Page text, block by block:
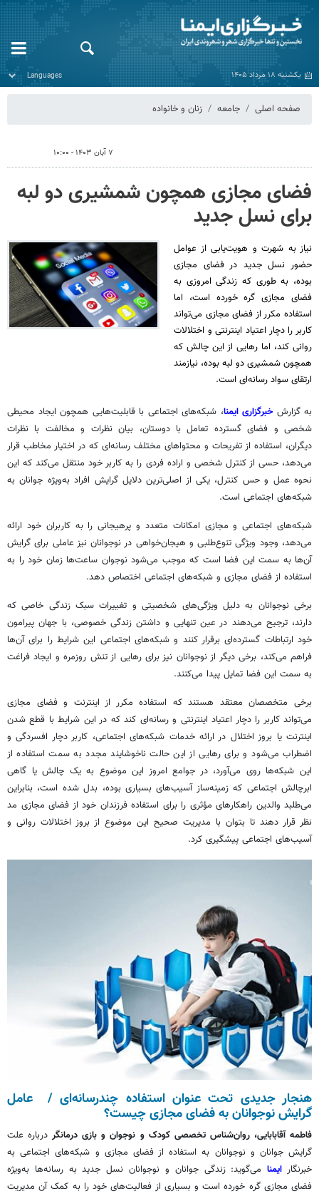
یکشنبه ۱۸ مرداد ۱۴۰۵
صفحه اصلی جامعه زنان و خانواده
۷ آبان ۱۴۰۳ - ۱۰:۰۰
فضای مجازی همچون شمشیری دو لبه
برای نسل جدید
نیاز به شهرت و هویت‌یابی از عوامل
حضور نسل جدید در فضای مجازی
بوده، به طوری که زندگی امروزی به
فضای مجازی گره خورده است، اما
استفاده مکرر از فضای مجازی می‌تواند
کاربر را دچار اعتیاد اینترنتی و اختلالات
روانی کند، اما رهایی از این چالش که
همچون شمشیری دو لبه بوده، نیازمند
ارتقای سواد رسانه‌ای است.
به گزارشخبرگزاری ایمنا، شبکه‌های اجتماعی با قابلیت‌هایی همچون ایجاد محیطی
شخصی و فضای گسترده تعامل با دوستان، بیان نظرات و مخالفت با نظرات
دیگران، استفاده از تفریحات و محتواهای مختلف رسانه‌ای که در اختیار مخاطب قرار
می‌دهد، حسی از کنترل شخصی و اراده فردی را به کاربر خود منتقل می‌کند که این
نحوه عمل و حس کنترل، یکی از اصلی‌ترین دلایل گرایش افراد به‌ویژه جوانان به
شبکه‌های اجتماعی است.
شبکه‌های اجتماعی و مجازی امکانات متعدد و پرهیجانی را به کاربران خود ارائه
می‌دهد، وجود ویژگی تنوع‌طلبی و هیجان‌خواهی در نوجوانان نیز عاملی برای گرایش
آن‌ها به سمت این فضا است که موجب می‌شود نوجوان ساعت‌ها زمان خود را به
استفاده از فضای مجازی و شبکه‌های اجتماعی اختصاص دهد.
برخی نوجوانان به دلیل ویژگی‌های شخصیتی و تغییرات سبک زندگی خاصی که
دارند، ترجیح می‌دهند در عین تنهایی و داشتن زندگی خصوصی، با جهان پیرامون
خود ارتباطات گسترده‌ای برقرار کنند و شبکه‌های اجتماعی این شرایط را برای آن‌ها
فراهم می‌کند، برخی دیگر از نوجوانان نیز برای رهایی از تنش روزمره و ایجاد فراغت
به سمت این فضا تمایل پیدا می‌کنند.
برخی متخصصان معتقد هستند که استفاده مکرر از اینترنت و فضای مجازی
می‌تواند کاربر را دچار اعتیاد اینترنتی و رسانه‌ای کند که در این شرایط با قطع شدن
اینترنت یا بروز اختلال در ارائه خدمات شبکه‌های اجتماعی، کاربر دچار افسردگی و
اضطراب می‌شود و برای رهایی از این حالت ناخوشایند مجدد به سمت استفاده از
این شبکه‌ها روی می‌آورد، در جوامع امروز این موضوع به یک چالش یا گاهی
ابرچالش اجتماعی که زمینه‌ساز آسیب‌های بسیاری بوده، بدل شده است، بنابراین
می‌طلبد والدین راهکارهای مؤثری را برای استفاده فرزندان خود از فضای مجازی مد
نظر قرار دهند تا بتوان با مدیریت صحیح این موضوع از بروز اختلالات روانی و
آسیب‌های اجتماعی پیشگیری کرد.
هنجار جدیدی تحت عنوان استفاده چندرسانه‌ای / ‏ عامل
گرایش نوجوانان‬ به فضای مجازی چیست؟
فاطمهآقابابایی، روان‌شناس تخصصی کودک و نوجوانو بازی درمانگردرباره علت
گرایش جوانان و نوجوانان به استفاده از فضای مجازی و شبکه‌های اجتماعی به
خبرنگار ایمنامی‌گوید: زندگی جوانان و نوجوانان نسل جدید به رسانه‌ها به‌ویژه
فضای مجازی گره خورده است و بسیاری از فعالیت‌های خود را به کمک آن مدیریت